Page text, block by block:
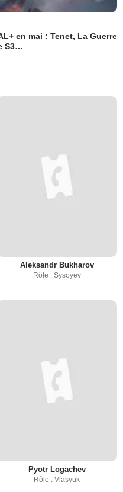
en mai : Tenet, La Guerre
S3…
Aleksandr Bukharov
Rôle : Sysoyev
Pyotr Logachev
Rôle : Vlasyuk